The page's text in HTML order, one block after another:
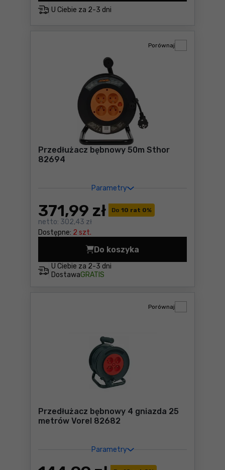
U Ciebie za 2-3 dni
Przedłużacz bębnowy 50m Sthor
82694
Parametry
Do 10 rat 0%
371,99 zł
netto: 302,43 zł
Dostępne: 2 szt.
Porównaj
U Ciebie za 2-3 dni
DostawaGRATIS
Do koszyka
Przedłużacz bębnowy 50m
Przedłużacz bębnowy 4 gniazda 25
metrów Vorel 82682
Parametry
Porównaj